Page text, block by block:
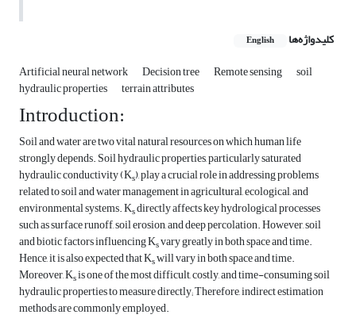
کلیدواژه‌ها English
Artificial neural network Decision tree Remote sensing soil
hydraulic properties terrain attributes
Introduction:
Soil and water are two vital natural resources on which human life
strongly depends. Soil hydraulic properties, particularly saturated
hydraulic conductivity (Ks), play a crucial role in addressing problems
related to soil and water management in agricultural, ecological, and
environmental systems. Ksdirectly affects key hydrological processes
such as surface runoff, soil erosion, and deep percolation. However, soil
and biotic factors influencing Ksvary greatly in both space and time.
Hence, it is also expected that Kswill vary in both space and time.
Moreover, Ksis one of the most difficult, costly, and time-consuming soil
hydraulic properties to measure directly; Therefore, indirect estimation
methods are commonly employed.